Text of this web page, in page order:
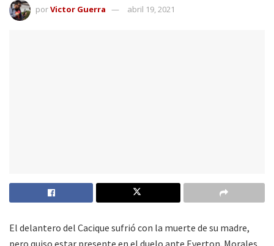
porVictor Guerra abril 19, 2021
El delantero del Cacique sufrió con la muerte de su madre,
pero quiso estar presente en el duelo ante Everton. Morales